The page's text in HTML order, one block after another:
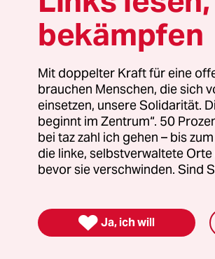
Agenten“
den Umweltschützern
16.000 Euro.
viel größer sein, glaubt
Er fürchtet eine Art
über
die für ihre politische
Liste mit „ausländischen
bekämpfen
Mit doppelter Kraft für eine
brauchen Menschen, die sich
einsetzen, unsere Solidarität.
beginnt im Zentrum“. 50
bei taz zahl ich gehen – bis
die linke, selbstverwaltete
bevor sie verschwinden. Sind
 Ja, ich will